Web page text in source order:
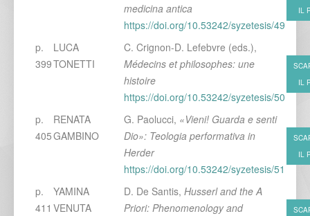
medicina antica
https://doi.org/10.53242/syzetesis/49
IL
p.
399
LUCA
TONETTI
C. Crignon-D. Lefebvre (eds.),
Médecins et philosophes: une
histoire
https://doi.org/10.53242/syzetesis/50
IL
p.
405
RENATA
GAMBINO
G. Paolucci, «Vieni! Guarda e senti
Dio»: Teologia performativa in
Herder
https://doi.org/10.53242/syzetesis/51
IL
p.
411
YAMINA
VENUTA
D. De Santis, Husserl and the A
Priori: Phenomenology and